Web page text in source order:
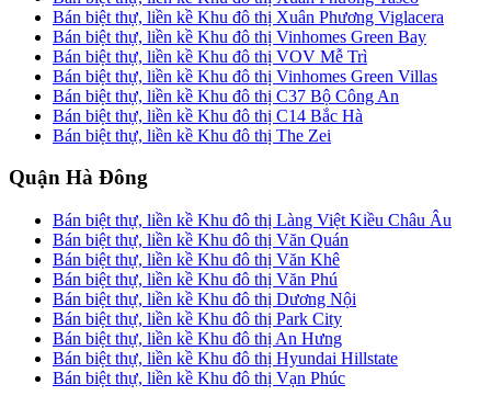
Bán biệt thự, liền kề Khu đô thị Xuân Phương Viglacera
Bán biệt thự, liền kề Khu đô thị Vinhomes Green Bay
Bán biệt thự, liền kề Khu đô thị VOV Mễ Trì
Bán biệt thự, liền kề Khu đô thị Vinhomes Green Villas
Bán biệt thự, liền kề Khu đô thị C37 Bộ Công An
Bán biệt thự, liền kề Khu đô thị C14 Bắc Hà
Bán biệt thự, liền kề Khu đô thị The Zei
Quận Hà Đông
Bán biệt thự, liền kề Khu đô thị Làng Việt Kiều Châu Âu
Bán biệt thự, liền kề Khu đô thị Văn Quán
Bán biệt thự, liền kề Khu đô thị Văn Khê
Bán biệt thự, liền kề Khu đô thị Văn Phú
Bán biệt thự, liền kề Khu đô thị Dương Nội
Bán biệt thự, liền kề Khu đô thị Park City
Bán biệt thự, liền kề Khu đô thị An Hưng
Bán biệt thự, liền kề Khu đô thị Hyundai Hillstate
Bán biệt thự, liền kề Khu đô thị Vạn Phúc